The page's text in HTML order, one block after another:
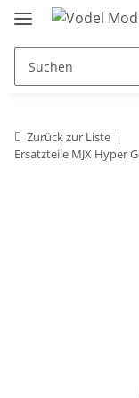
Zurück zur Liste
Ersatzteile MJX Hyper